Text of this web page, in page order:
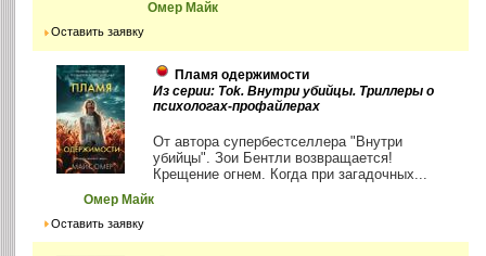
Омер Майк
Оставить заявку
Пламя одержимости
Из серии: Tok. Внутри убийцы. Триллеры о
психологах-профайлерах
От автора супербестселлера "Внутри
убийцы". Зои Бентли возвращается!
Крещение огнем. Когда при загадочных...
Омер Майк
Оставить заявку